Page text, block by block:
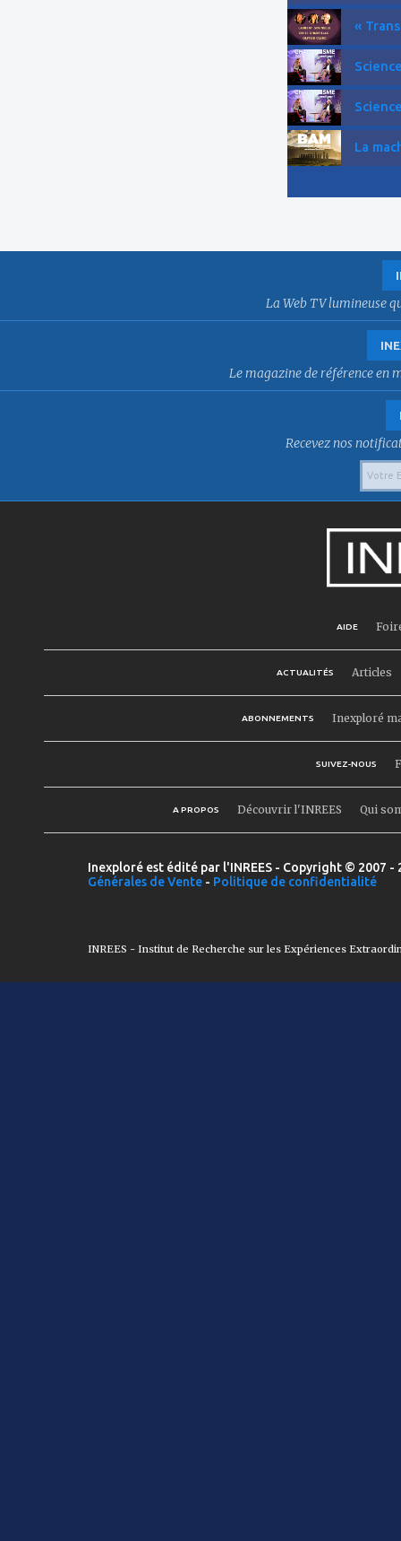
«
La
La Web TV lumineuse
Le magazine de référence en
Recevez nos
AIDE
ACTUALITÉS Articles
ABONNEMENTS Inexploré
SUIVEZ-NOUS
A PROPOS Découvrir l'INREES Qui
Inexploré est édité par l'INREES - Copyright © 2007
Générales de Vente - Politique de confidentialité
INREES - Institut de Recherche sur les Expériences